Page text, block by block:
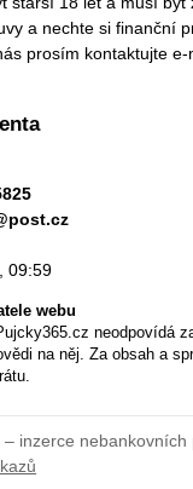
a nechte si finanční
prosím kontaktujte
09:59
webu
neodpovídá
na něj. Za obsah a
inzerce